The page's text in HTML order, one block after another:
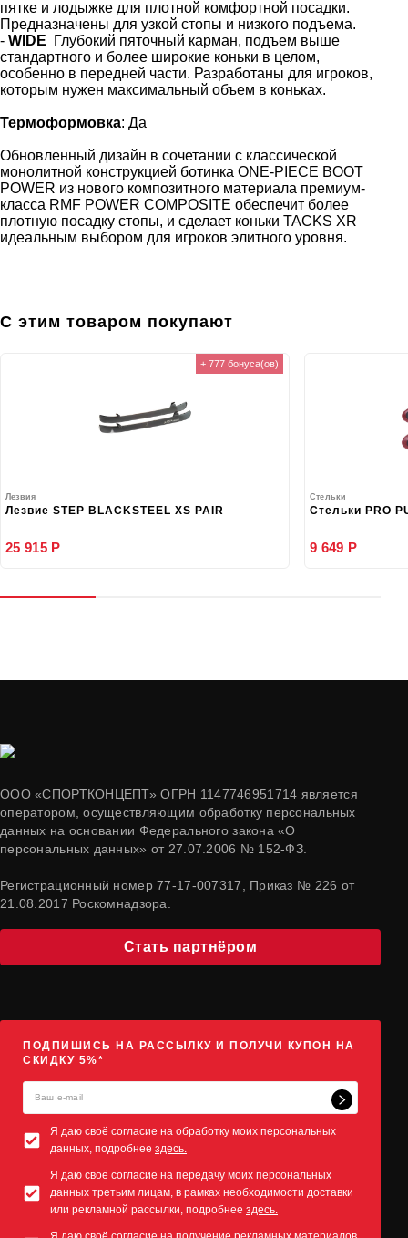
пятке и лодыжке для плотной комфортной посадки.
Предназначены для узкой стопы и низкого подъема.
- WIDE
Глубокий пяточный карман, подъем выше
стандартного и более широкие коньки в целом,
особенно в передней части. Разработаны для игроков,
которым нужен максимальный объем в коньках.
Термоформовка: Да
Обновленный дизайн в сочетании с классической
монолитной конструкцией ботинка ONE-PIECE BOOT
POWER из нового композитного материала премиум-
класса RMF POWER COMPOSITE обеспечит более
плотную посадку стопы, и сделает коньки TACKS XR
идеальным выбором для игроков элитного уровня.
С этим товаром покупают
+ 777 бонуса(ов)
Лезвия
Лезвие STEP BLACKSTEEL XS PAIR
25 915 Р
Стельки
Стельки PRO
9 649 Р
ООО «СПОРТКОНЦЕПТ» ОГРН 1147746951714 является
оператором, осуществляющим обработку персональных
данных на основании Федерального закона «О
персональных данных» от 27.07.2006 № 152-ФЗ.
Регистрационный номер 77-17-007317, Приказ № 226 от
21.08.2017 Роскомнадзора.
Стать партнёром
ПОДПИШИСЬ НА РАССЫЛКУ И ПОЛУЧИ КУПОН НА
СКИДКУ 5%*
Я даю своё согласие на обработку моих персональных
данных, подробнее здесь.
Я даю своё согласие на передачу моих персональных
данных третьим лицам, в рамках необходимости доставки
или рекламной рассылки, подробнее здесь.